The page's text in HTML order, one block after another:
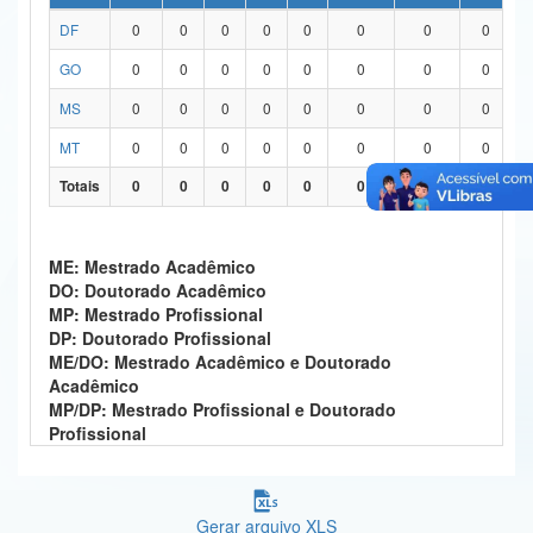
Ministério da Ciência, Tecnologia, Inovações e Comunicações
Ministério do Meio Ambiente
Ministério do Turismo
Ministério do Desenvolvimento Regional
Ministério da Mulher, da Família e dos Direitos Humanos
Secretaria-Geral
Secretaria de Governo
Gabinete de Segurança Institucional
DF
0 0 0 0 0 0 0 0
GO
0 0 0 0 0 0 0 0
MS
0 0 0 0 0 0 0 0
MT
0 0 0 0 0 0 0 0
Totais
0 0 0 0 0 0 0 0
ME: Mestrado Acadêmico
DO: Doutorado Acadêmico
MP: Mestrado Profissional
DP: Doutorado Profissional
ME/DO: Mestrado Acadêmico e Doutorado
Acadêmico
MP/DP: Mestrado Profissional e Doutorado
Profissional
Gerar arquivo XLS